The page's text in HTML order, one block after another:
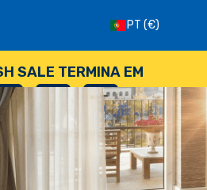
PT (€)
SALE TERMINA EM
: --
SEGUNDOS